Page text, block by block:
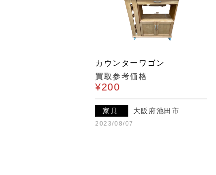
カウンターワゴン
買取参考価格
¥200
家具 大阪府池田市
2023/08/07